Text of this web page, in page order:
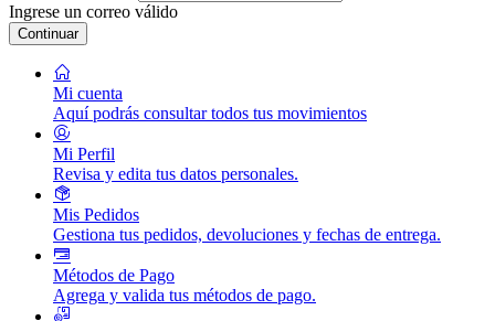
Ingrese un correo válido
Continuar
Mi cuenta
Aquí podrás consultar todos tus movimientos
Mi Perfil
Revisa y edita tus datos personales.
Mis Pedidos
Gestiona tus pedidos, devoluciones y fechas de entrega.
Métodos de Pago
Agrega y valida tus métodos de pago.